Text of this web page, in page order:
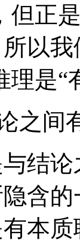
但正
以
理是“
间
论
含
本